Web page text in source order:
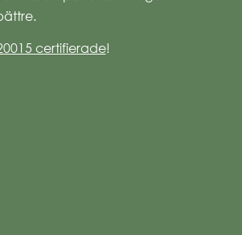
certifierade!